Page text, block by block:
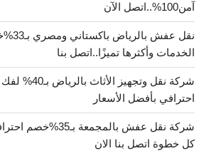
آمن100%..اتصل الآن
نقل عفش
الخدمات وأكثرها تميزًا..اتصل بنا
شركة نقل وتجهيز
احترافي بأفضل الأسعار
شركة نقل عفش بالمجمعة
كل خطوة اتصل بنا الان